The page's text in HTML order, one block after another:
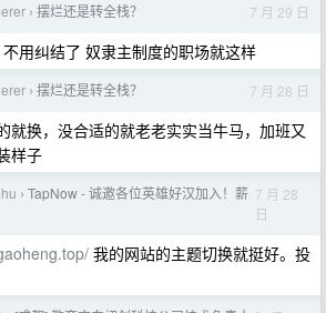
› 摆烂还是转全栈？ 7 月 29 日
用纠结了 奴隶主制度的职场就这样
› 摆烂还是转全栈？ 7 月 28 日
就换，没合适的就老老实实当牛马，加班又
样子
› TapNow - 诚邀各位英雄好汉加入！薪 7 月 28
日
我的网站的主题切换就挺好。投